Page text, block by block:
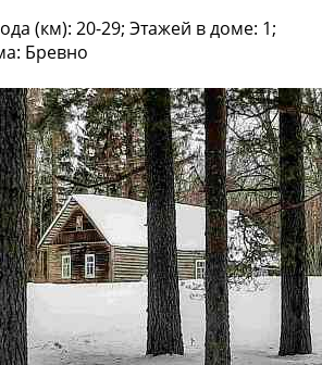
(км): 20-29; Этажей в доме: 1;
Бревно